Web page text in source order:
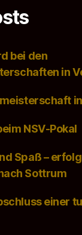
bei den
in
NSV-Pokal
Spaß –
Sottrum
einer